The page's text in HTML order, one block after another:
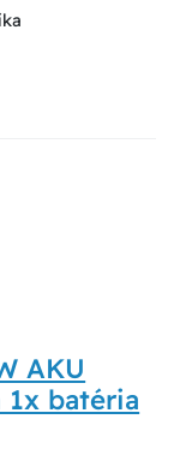
AKU
batéria